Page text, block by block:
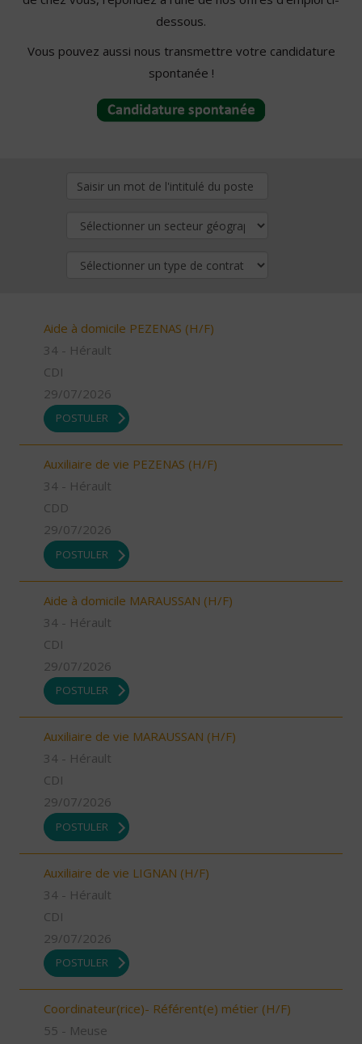
dessous.
Vous pouvez aussi nous transmettre votre candidature
spontanée !
Aide à domicile PEZENAS (H/F)
34 - Hérault
CDI
29/07/2026
POSTULER
Auxiliaire de vie PEZENAS (H/F)
34 - Hérault
CDD
29/07/2026
POSTULER
Aide à domicile MARAUSSAN (H/F)
34 - Hérault
CDI
29/07/2026
POSTULER
Auxiliaire de vie MARAUSSAN (H/F)
34 - Hérault
CDI
29/07/2026
POSTULER
Auxiliaire de vie LIGNAN (H/F)
34 - Hérault
CDI
29/07/2026
POSTULER
Coordinateur(rice)- Référent(e) métier (H/F)
55 - Meuse